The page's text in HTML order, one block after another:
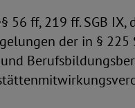
56 ff, 219 ff. SGB IX,
der in § 225